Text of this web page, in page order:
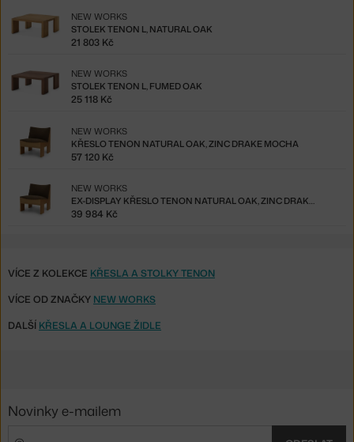
STOLEK TENON L, NATURAL OAK
NEW WORKS
21 803 Kč
STOLEK TENON L, FUMED OAK
NEW WORKS
25 118 Kč
KŘESLO TENON NATURAL OAK, ZINC DRAKE MOCHA
NEW WORKS
57 120 Kč
EX-DISPLAY KŘESLO TENON NATURAL OAK, ZINC DRAKE MOCHA
NEW WORKS
39 984 Kč
VÍCE Z KOLEKCE KŘESLA A STOLKY TENON
VÍCE OD ZNAČKY NEW WORKS
DALŠÍ KŘESLA A LOUNGE ŽIDLE
Novinky e-mailem